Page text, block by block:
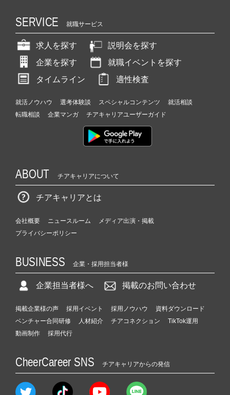
SERVICE 就職サービス
求人を探す
説明会を探す
企業を探す
就職イベントを探す
タイムライン
適性検査
就活ノウハウ 選考体験談 スペシャルコンテンツ
就活相談
転職相談
企業マンガ チアキャリアユーザーガイド
ABOUT チアキャリアについて
チアキャリアとは
会社概要 ニュースルーム
メディア出演・掲載
プライバシーポリシー
BUSINESS 企業・採用担当者様
企業担当者様へ 掲載のお問い合わせ
掲載企業様の声 採用イベント 採用ノウハウ
資料ダウンロード
ベンチャー合同研修
人材紹介 チアコネクション
TikTok運用
動画制作
採用代行
CheerCareer SNS チアキャリアからの発信